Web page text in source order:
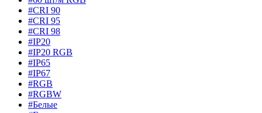
#CRI 90
#CRI 95
#CRI 98
#IP20
#IP20 RGB
#IP65
#IP67
#RGB
#RGBW
#Белые